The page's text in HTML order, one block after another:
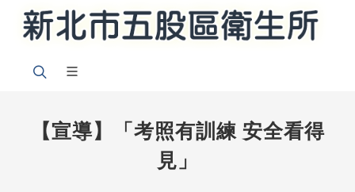
【宣導】「考照有訓練 安全看得
見」